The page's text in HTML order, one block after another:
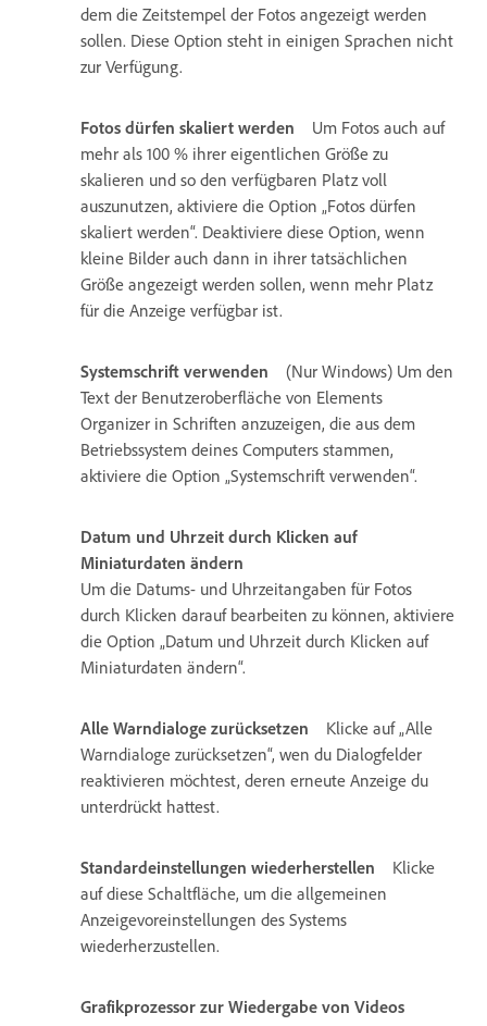
dem die Zeitstempel der Fotos angezeigt werden
sollen. Diese Option steht in einigen Sprachen nicht
zur Verfügung.
Fotos dürfen skaliert werden
Um Fotos auch auf
mehr als 100 % ihrer eigentlichen Größe zu
skalieren und so den verfügbaren Platz voll
auszunutzen, aktiviere die Option „Fotos dürfen
skaliert werden“. Deaktiviere diese Option, wenn
kleine Bilder auch dann in ihrer tatsächlichen
Größe angezeigt werden sollen, wenn mehr Platz
für die Anzeige verfügbar ist.
Systemschrift verwenden
(Nur Windows) Um den
Text der Benutzeroberfläche von Elements
Organizer in Schriften anzuzeigen, die aus dem
Betriebssystem deines Computers stammen,
aktiviere die Option „Systemschrift verwenden“.
Datum und Uhrzeit durch Klicken auf
Miniaturdaten ändern
Um die Datums- und Uhrzeitangaben für Fotos
durch Klicken darauf bearbeiten zu können, aktiviere
die Option „Datum und Uhrzeit durch Klicken auf
Miniaturdaten ändern“.
Alle Warndialoge zurücksetzen
Klicke auf „Alle
Warndialoge zurücksetzen“, wen du Dialogfelder
reaktivieren möchtest, deren erneute Anzeige du
unterdrückt hattest.
Standardeinstellungen wiederherstellen
Klicke
auf diese Schaltfläche, um die allgemeinen
Anzeigevoreinstellungen des Systems
wiederherzustellen.
Grafikprozessor zur Wiedergabe von Videos